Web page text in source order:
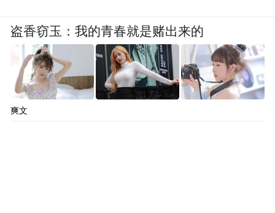
盗香窃玉：我的青春就是赌出来的
爽文